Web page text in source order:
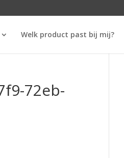
Welk product past bij mij?
72eb-